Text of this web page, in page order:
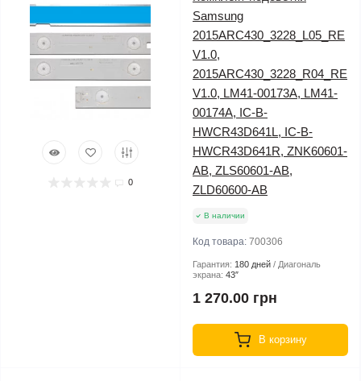
0
Samsung
2015ARC430_3228_L05_RE
V1.0,
2015ARC430_3228_R04_RE
V1.0, LM41-00173A, LM41-
00174A, IC-B-
HWCR43D641L, IC-B-
HWCR43D641R, ZNK60601-
AB, ZLS60601-AB,
ZLD60600-AB
В наличии
Код товара: 700306
Гарантия: 180 дней
Диагональ
экрана: 43″
1 270.00 грн
В корзину